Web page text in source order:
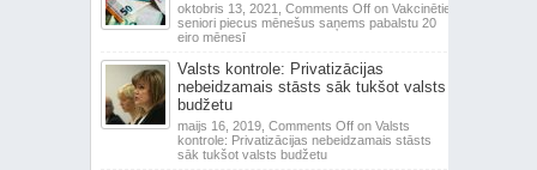
oktobris 13, 2021, Comments Offon Vakcinētie
seniori piecus mēnešus saņems pabalstu 20
eiro mēnesī
Valsts kontrole: Privatizācijas
nebeidzamais stāsts sāk tukšot valsts
budžetu
maijs 16, 2019, Comments Offon Valsts
kontrole: Privatizācijas nebeidzamais stāsts
sāk tukšot valsts budžetu